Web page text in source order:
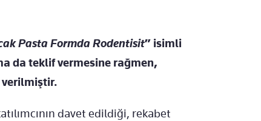
Pasta Formda Rodentisit” isimli
da teklif vermesine rağmen,
verilmiştir.
davet edildiği, rekabet